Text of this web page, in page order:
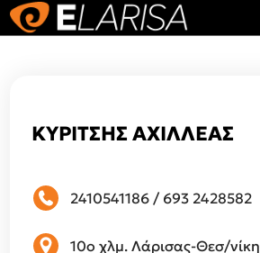
ΚΥΡΙΤΣΗΣ ΑΧΙΛΛΕΑΣ
2410541186/ 693 2428582
10ο χλμ. Λάρισας-Θεσ/